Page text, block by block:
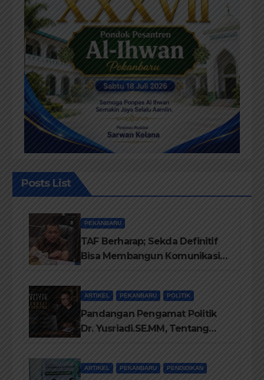
Posts List
PEKANBARU
TAF Berharap; Sekda Definitif
Bisa Membangun Komunikasi
ARTIKEL PEKANBARU POLITIK
Pandangan Pengamat Politik
Dr. Yusriadi.SE.MM, Tentang
ARTIKEL PEKANBARU PENDIDIKAN